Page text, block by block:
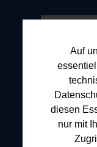
Auf
diesen
nur mit